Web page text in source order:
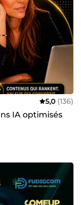
5,0 (136)
IA optimisés